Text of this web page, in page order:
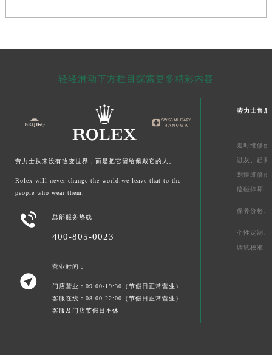
轻轻滑动下方栏目探索更多精彩内容
劳力士从来没有改变世界，而是把它留给佩戴它的人。
Rolex will never change the world.we leave that to the
people who wear them.
 总部服务热线
400-805-0023

营业时间：
门店营业：09:00-19:30（节假日正常营业）
客服在线：08:00-22:00（节假日正常营业）
客服及门店节假日不休
劳力士售后
走时维修价
进灰、 起雾
划痕维修价
磕碰摔坏
保养价格、
个性定制、
调试校准